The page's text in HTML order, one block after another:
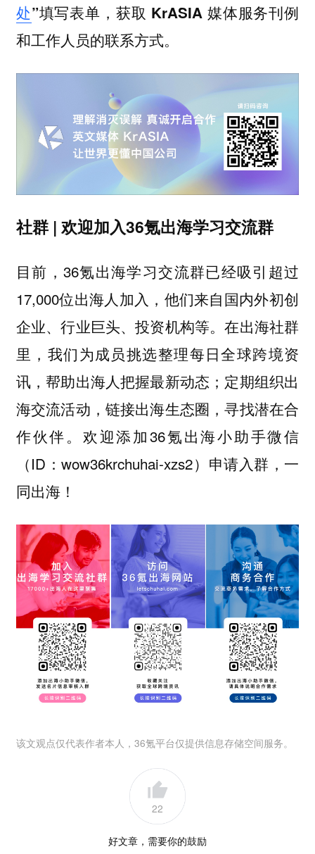
处”填写表单，获取 KrASIA 媒体服务刊例
和工作人员的联系方式。
社群 | 欢迎加入36氪出海学习交流群
目前，36氪出海学习交流群已经吸引超过
17,000位出海人加入，他们来自国内外初创
企业、行业巨头、投资机构等。在出海社群
里，我们为成员挑选整理每日全球跨境资
讯，帮助出海人把握最新动态；定期组织出
海交流活动，链接出海生态圈，寻找潜在合
作伙伴。欢迎添加36氪出海小助手微信
（ID：wow36krchuhai-xzs2）申请入群，一
同出海！
该文观点仅代表作者本人，36氪平台仅提供信息存储空间服务。
22
好文章，需要你的鼓励